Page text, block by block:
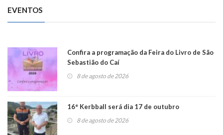
EVENTOS
Confira a programação da Feira do Livro de São
Sebastião do Caí
8 de agosto de 2026
16° Kerbball será dia 17 de outubro
8 de agosto de 2026